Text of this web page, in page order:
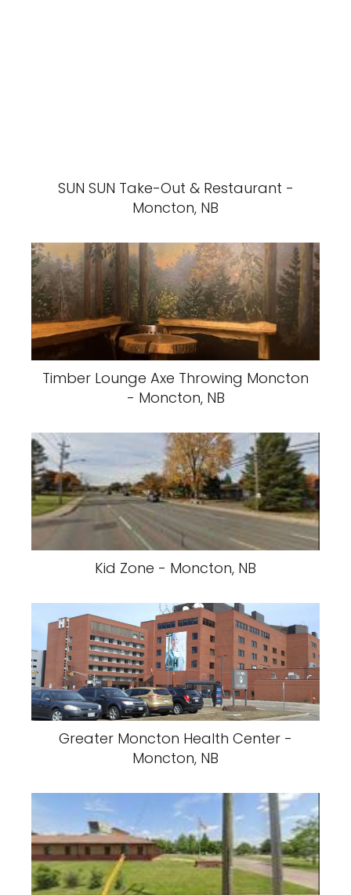
SUN SUN Take-Out & Restaurant -
Moncton, NB
Timber Lounge Axe Throwing Moncton
- Moncton, NB
Kid Zone - Moncton, NB
Greater Moncton Health Center -
Moncton, NB